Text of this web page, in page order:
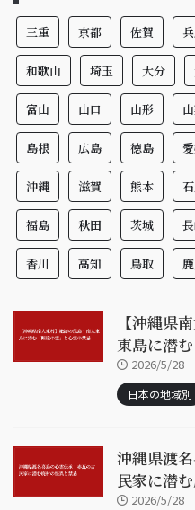
三重 京都 佐賀
和歌山 埼玉 大分
富山 山口 山形
島根 広島 徳島
沖縄 滋賀 熊本
福島 秋田 茨城
香川 高知 鳥取
【沖縄県
東島に潜
2026/5/28
日本の地域別
沖縄県渡
民家に潜
2026/5/28